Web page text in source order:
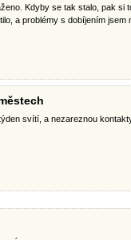
Kdyby se tak stalo, pak si
a problémy s dobíjením jsem
svítí, a nezareznou